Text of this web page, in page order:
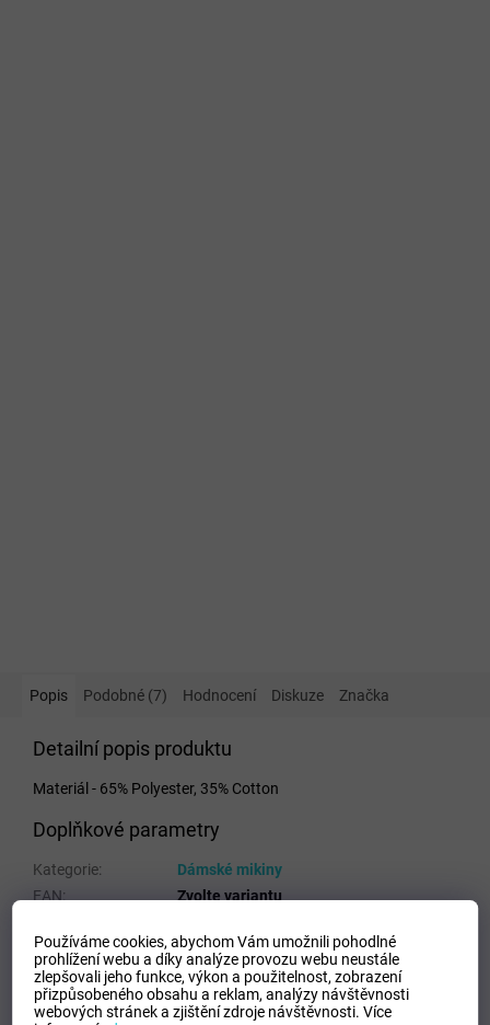
Používáme cookies, abychom Vám umožnili pohodlné
prohlížení webu a díky analýze provozu webu neustále
zlepšovali jeho funkce, výkon a použitelnost,zobrazení
přizpůsobeného obsahu a reklam, analýzy návštěvnosti
webových stránek a zjištění zdroje návštěvnosti.Více
Popis Podobné (7) Hodnocení Diskuze Značka
Detailní popis produktu
Materiál - 65% Polyester, 35% Cotton
Doplňkové parametry
Kategorie:
Dámské mikiny
EAN:
Zvolte variantu
Materiálové složení:
65% Polyester, 35% Cotton
Velikost:
XS
Barva: Apricot Blush